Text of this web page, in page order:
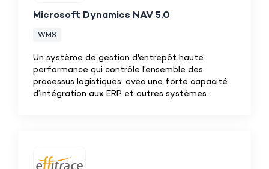
Microsoft Dynamics NAV 5.0
WMS
Un système de gestion d'entrepôt haute
performance qui contrôle l’ensemble des
processus logistiques, avec une forte capacité
d’intégration aux ERP et autres systèmes.